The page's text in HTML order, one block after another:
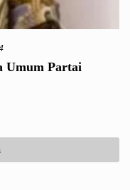
Umum Partai